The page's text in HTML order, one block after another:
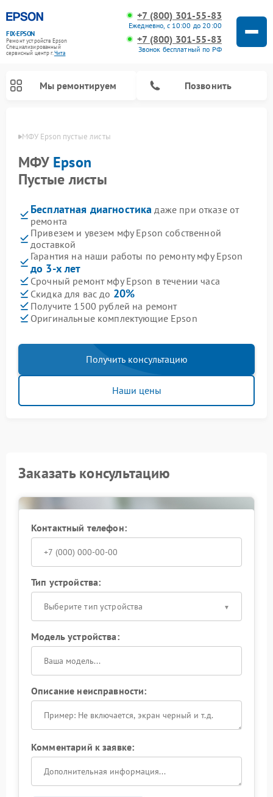
FIX-EPSON
Ремонт устройств Epson
Специализированный
cервисный центр г.Чита
+7 (800) 301-55-83
Ежедневно, с 10:00 до 20:00
+7 (800) 301-55-83
Звонок бесплатный по РФ
Мы ремонтируем Позвонить
МФУ Epson пустые листы
МФУ Epson
Пустые листы
Бесплатная диагностика даже при отказе от
ремонта
Привезем и увезем мфу Epson собственной
доставкой
Гарантия на наши работы по ремонту мфу Epson
до 3-х лет
Срочный ремонт мфу Epson в течении часа
Скидка для вас до 20%
Получите 1500 рублей на ремонт
Оригинальные комплектующие Epson
Получить консультацию
Наши цены
Заказать консультацию
Контактный телефон:
Тип устройства:
Выберите тип устройства
Модель устройства:
Описание неисправности:
Комментарий к заявке: